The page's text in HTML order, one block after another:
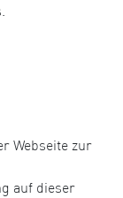
Webseite zur
auf dieser